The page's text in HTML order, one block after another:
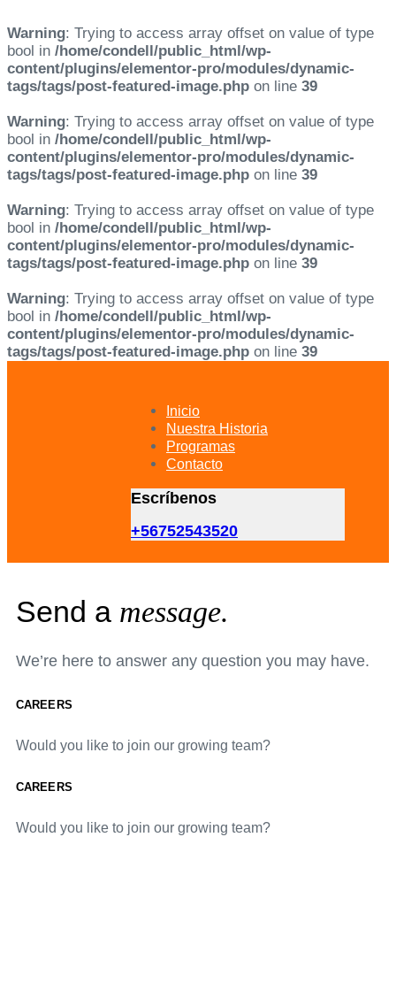
Warning: Trying to access array offset on value of type
bool in /home/condell/public_html/wp-
content/plugins/elementor-pro/modules/dynamic-
tags/tags/post-featured-image.php on line 39
Warning: Trying to access array offset on value of type
bool in /home/condell/public_html/wp-
content/plugins/elementor-pro/modules/dynamic-
tags/tags/post-featured-image.php on line 39
Warning: Trying to access array offset on value of type
bool in /home/condell/public_html/wp-
content/plugins/elementor-pro/modules/dynamic-
tags/tags/post-featured-image.php on line 39
Warning: Trying to access array offset on value of type
bool in /home/condell/public_html/wp-
content/plugins/elementor-pro/modules/dynamic-
tags/tags/post-featured-image.php on line 39
Inicio
Nuestra Historia
Programas
Contacto
Escríbenos
+56752543520
Send a message.
We’re here to answer any question you may have.
CAREERS
Would you like to join our growing team?
CAREERS
Would you like to join our growing team?